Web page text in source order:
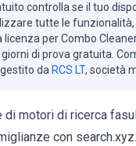
controlla se il tuo
tutte le funzionalità,
per Combo
di prova gratuita.
da RCS LT, società
di motori di ricerca
con